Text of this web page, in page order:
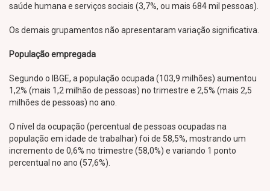
saúde humana e serviços sociais (3,7%, ou mais 684 mil pessoas).
Os demais grupamentos não apresentaram variação significativa.
População empregada
Segundo o IBGE, a população ocupada (103,9 milhões) aumentou
1,2% (mais 1,2 milhão de pessoas) no trimestre e 2,5% (mais 2,5
milhões de pessoas) no ano.
O nível da ocupação (percentual de pessoas ocupadas na
população em idade de trabalhar) foi de 58,5%, mostrando um
incremento de 0,6% no trimestre (58,0%) e variando 1 ponto
percentual no ano (57,6%).